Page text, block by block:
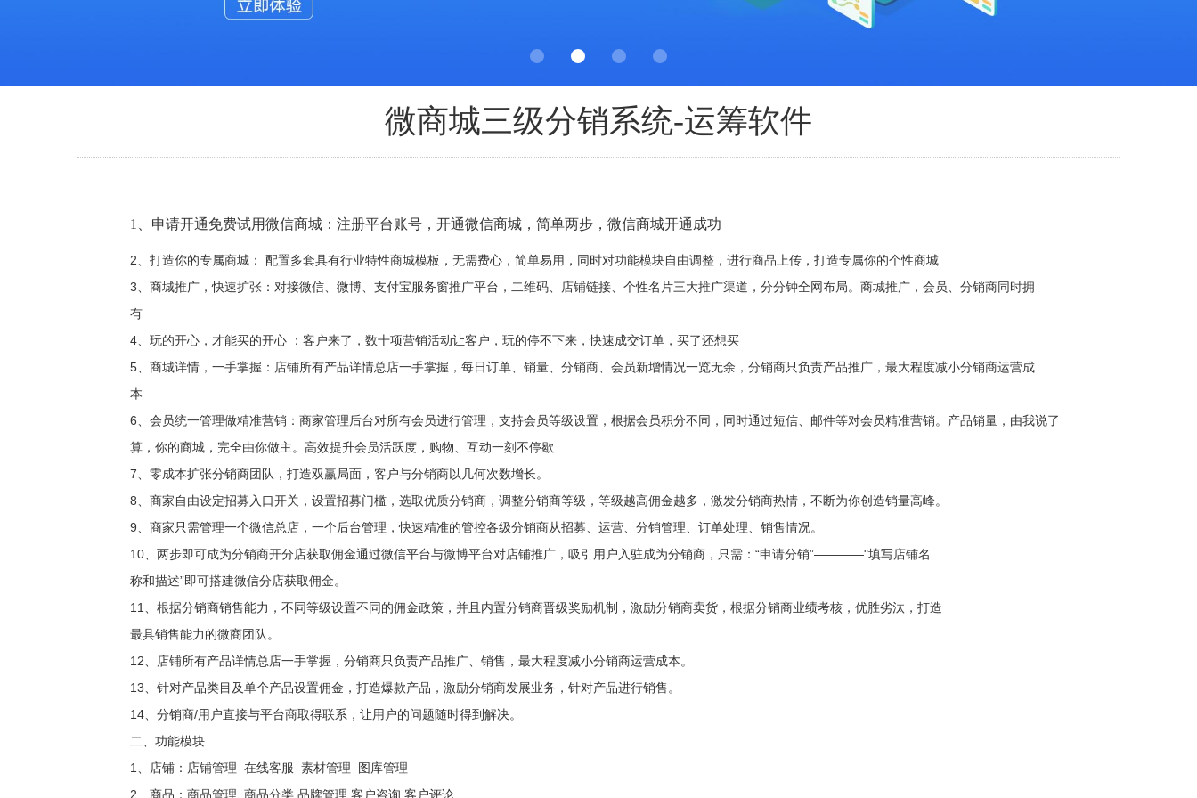
微商城三级分销系统-运筹软件
1、申请开通免费试用微信商城：注册平台账号，开通微信商城，简单两步，微信商城开通成功
2、打造你的专属商城： 配置多套具有行业特性商城模板，无需费心，简单易用，同时对功能模块自由调整，进行商品上传，打造专属你的个性商城
3、商城推广，快速扩张：对接微信、微博、支付宝服务窗推广平台，二维码、店铺链接、个性名片三大推广渠道，分分钟全网布局。商城推广，会员、分销商同时拥
有
4、玩的开心，才能买的开心 ：客户来了，数十项营销活动让客户，玩的停不下来，快速成交订单，买了还想买
5、商城详情，一手掌握：店铺所有产品详情总店一手掌握，每日订单、销量、分销商、会员新增情况一览无余，分销商只负责产品推广，最大程度减小分销商运营成
本
6、会员统一管理做精准营销：商家管理后台对所有会员进行管理，支持会员等级设置，根据会员积分不同，同时通过短信、邮件等对会员精准营销。产品销量，由我说了
算，你的商城，完全由你做主。高效提升会员活跃度，购物、互动一刻不停歇
7、零成本扩张分销商团队，打造双赢局面，客户与分销商以几何次数增长。
8、商家自由设定招募入口开关，设置招募门槛，选取优质分销商，调整分销商等级，等级越高佣金越多，激发分销商热情，不断为你创造销量高峰。
9、商家只需管理一个微信总店，一个后台管理，快速精准的管控各级分销商从招募、运营、分销管理、订单处理、销售情况。
10、两步即可成为分销商开分店获取佣金通过微信平台与微博平台对店铺推广，吸引用户入驻成为分销商，只需：“申请分销”————"填写店铺名
称和描述”即可搭建微信分店获取佣金。
11、根据分销商销售能力，不同等级设置不同的佣金政策，并且内置分销商晋级奖励机制，激励分销商卖货，根据分销商业绩考核，优胜劣汰，打造
最具销售能力的微商团队。
12、店铺所有产品详情总店一手掌握，分销商只负责产品推广、销售，最大程度减小分销商运营成本。
13、针对产品类目及单个产品设置佣金，打造爆款产品，激励分销商发展业务，针对产品进行销售。
14、分销商/用户直接与平台商取得联系，让用户的问题随时得到解决。
二、功能模块
1、店铺：店铺管理 在线客服 素材管理 图库管理
2、商品：商品管理 商品分类 品牌管理 客户咨询 客户评论